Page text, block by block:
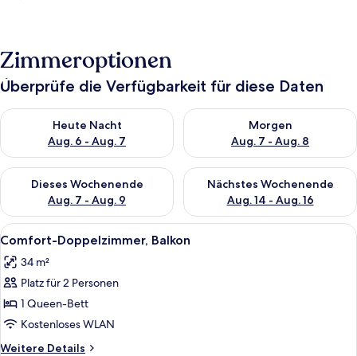
Zimmeroptionen
Überprüfe die Verfügbarkeit für diese Daten
Heute Nacht
Aug. 6 - Aug. 7
Überprüfe die Verfügbarkeit für heute Nacht, Aug. 6 - Aug. 7.
Morgen
Aug. 7 - Aug. 8
Überprüfe die Verfügbarkeit
Dieses Wochenende
Aug. 7 - Aug. 9
Überprüfe die Verfügbarkeit für dieses Wochenende, Aug. 7
Nächstes Wochenende
Aug. 14 - Aug. 16
Überprüfe die Verfügbarkeit
Alle
Fotos
für
Comfort-
Doppelzimmer,
Balkon
anzeigen
Ein kleines Hotelzimmer mit Bett,
10
Comfort-Doppelzimmer, Balkon
34 m²
Platz für 2 Personen
1 Queen-Bett
Kostenloses WLAN
Weitere Details
Weitere